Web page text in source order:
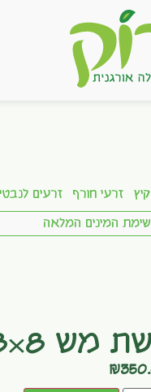
זרעי חורף זרעים
המינים המלאה
מש 8×8 מטר
₪